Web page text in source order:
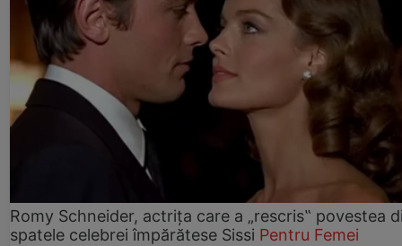
Romy Schneider, actrița care a „rescris‟ povestea
spatele celebrei împărătese Sissi Pentru Femei